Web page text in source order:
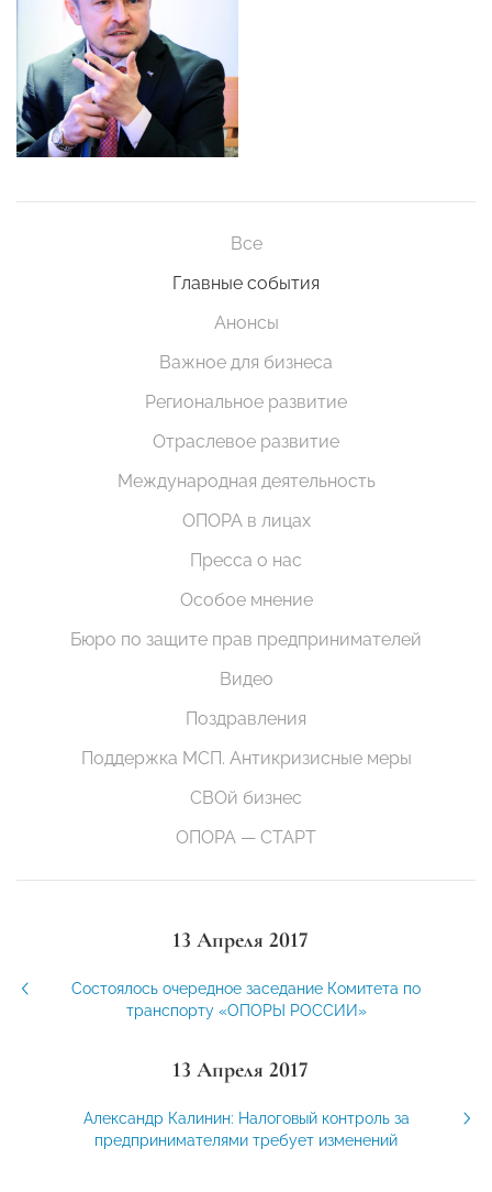
Все
Главные события
Анонсы
Важное для бизнеса
Региональное развитие
Отраслевое развитие
Международная деятельность
ОПОРА в лицах
Пресса о нас
Особое мнение
Бюро по защите прав предпринимателей
Видео
Поздравления
Поддержка МСП. Антикризисные меры
СВОй бизнес
ОПОРА — СТАРТ
13 Апреля 2017
Состоялось очередное заседание Комитета по
транспорту «ОПОРЫ РОССИИ»
13 Апреля 2017
Александр Калинин: Налоговый контроль за
предпринимателями требует изменений